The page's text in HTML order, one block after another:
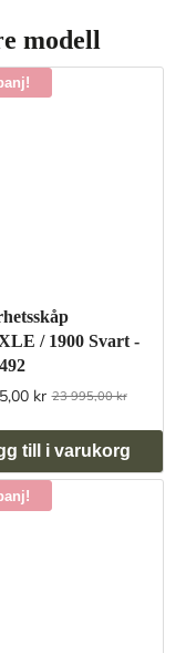
modell
/ 1900 Svart -
kr 23 995,00 kr
till i varukorg